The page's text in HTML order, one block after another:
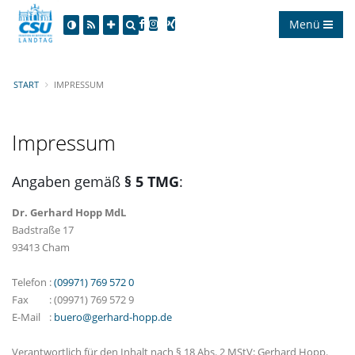
Menü
START IMPRESSUM
Impressum
Angaben gemäß § 5 TMG:
Dr. Gerhard Hopp MdL
Badstraße 17
93413 Cham
Telefon :(09971) 769 572 0
Fax
:(09971) 769 572 9
E-Mail
: buero@gerhard-hopp.de
Verantwortlich für den Inhalt nach § 18 Abs. 2 MStV: Gerhard Hopp.